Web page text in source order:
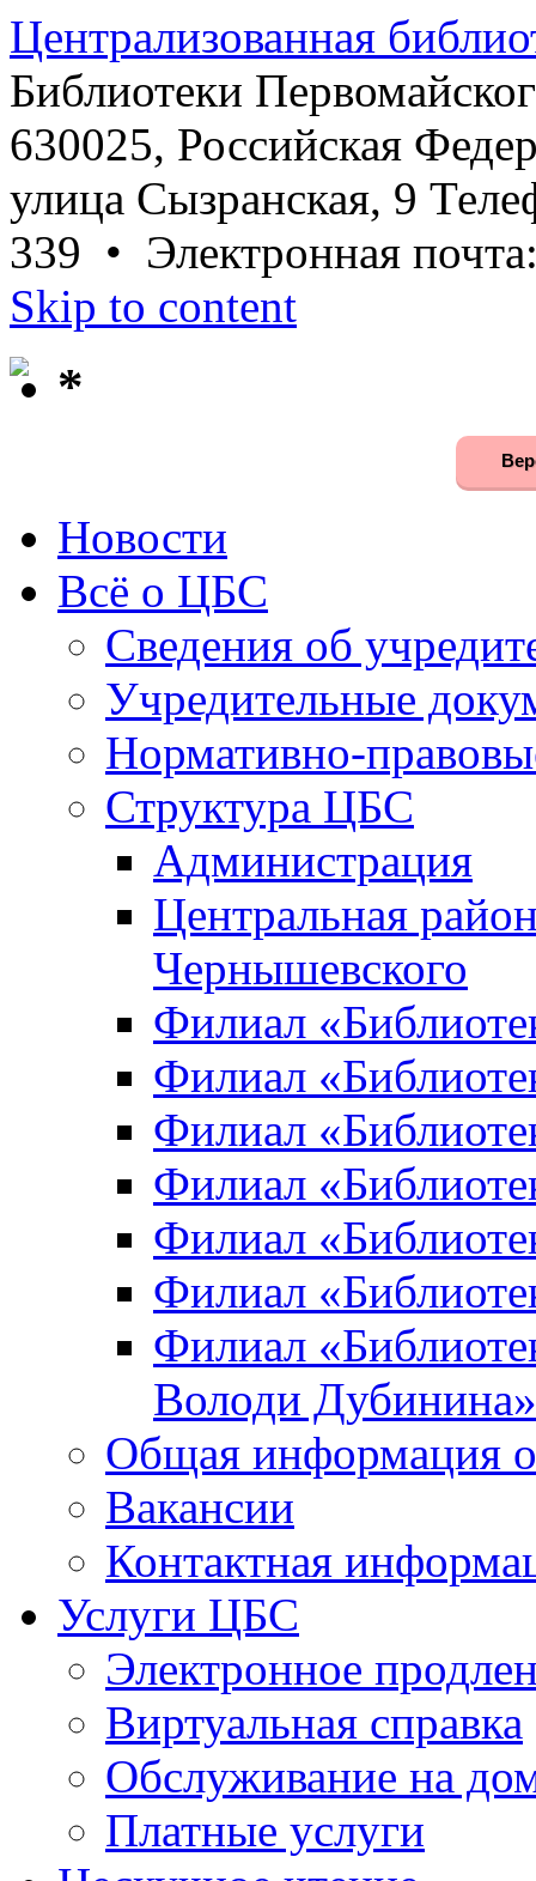
Централизованная
Библиотеки
630025, Российская
улица Сызранская, 9
339 • Электронная
Skip to content
*
Новости
Всё о ЦБС
Сведения об
Учредительные
Нормативно-
Структура ЦБС
Администрация
Центральная
Чернышевского
Филиал
Филиал
Филиал
Филиал
Филиал
Филиал
Филиал
Володи Дубинина»
Общая информация
Вакансии
Контактная
Услуги ЦБС
Электронное
Виртуальная справка
Обслуживание на
Платные услуги